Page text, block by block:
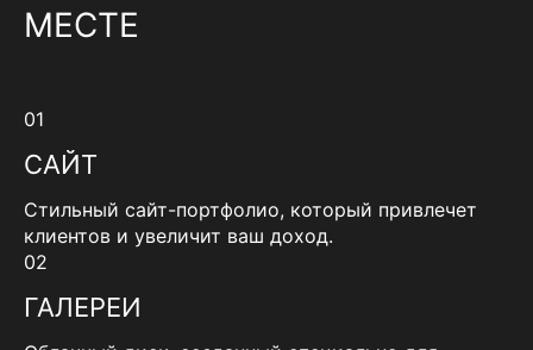
МЕСТЕ
01
САЙТ
Стильный сайт-портфолио, который привлечет
клиентов и увеличит ваш доход.
02
ГАЛЕРЕИ